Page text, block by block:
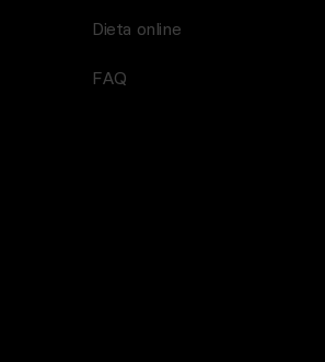
Dieta online
FAQ